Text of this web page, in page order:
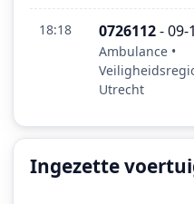
18:18 0726112- 09-
Ambulance •
Utrecht
Ingezette